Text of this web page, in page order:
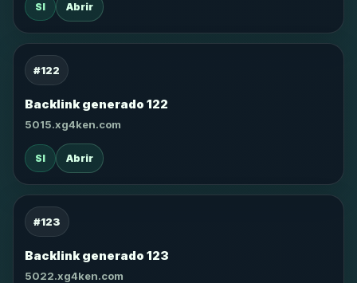
SI Abrir
#122
Backlink generado 122
5015.xg4ken.com
SI Abrir
#123
Backlink generado 123
5022.xg4ken.com